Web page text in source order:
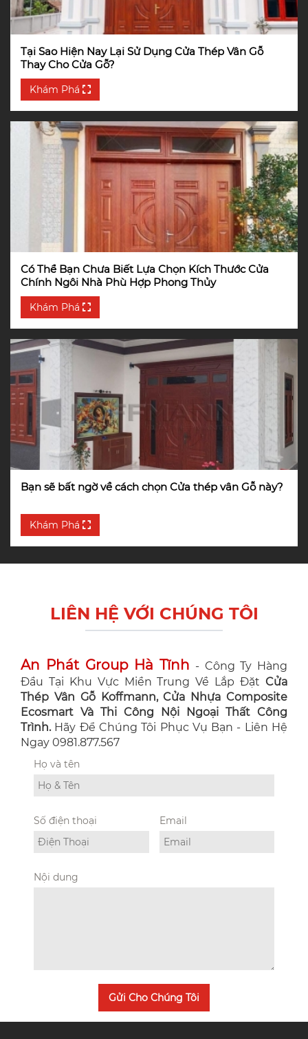
Tại Sao Hiện Nay Lại Sử Dụng Cửa Thép Vân Gỗ
Thay Cho Cửa Gỗ?
Khám Phá
Có Thể Bạn Chưa Biết Lựa Chọn Kích Thước Cửa
Chính Ngôi Nhà Phù Hợp Phong Thủy
Khám Phá
Bạn sẽ bất ngờ về cách chọn Cửa thép vân Gỗ này?
Khám Phá
LIÊN HỆ VỚI CHÚNG TÔI
An Phát Group Hà Tĩnh - Công Ty Hàng
Đầu Tại Khu Vực Miền Trung Về Lắp Đặt Cửa
Thép Vân Gỗ Koffmann, Cửa Nhựa Composite
Ecosmart Và Thi Công Nội Ngoại Thất Công
Trình. Hãy Để Chúng Tôi Phục Vụ Bạn - Liên Hệ
Ngay 0981.877.567
Họ và tên
Số điện thoại Email
Nội dung
Gửi Cho Chúng Tôi